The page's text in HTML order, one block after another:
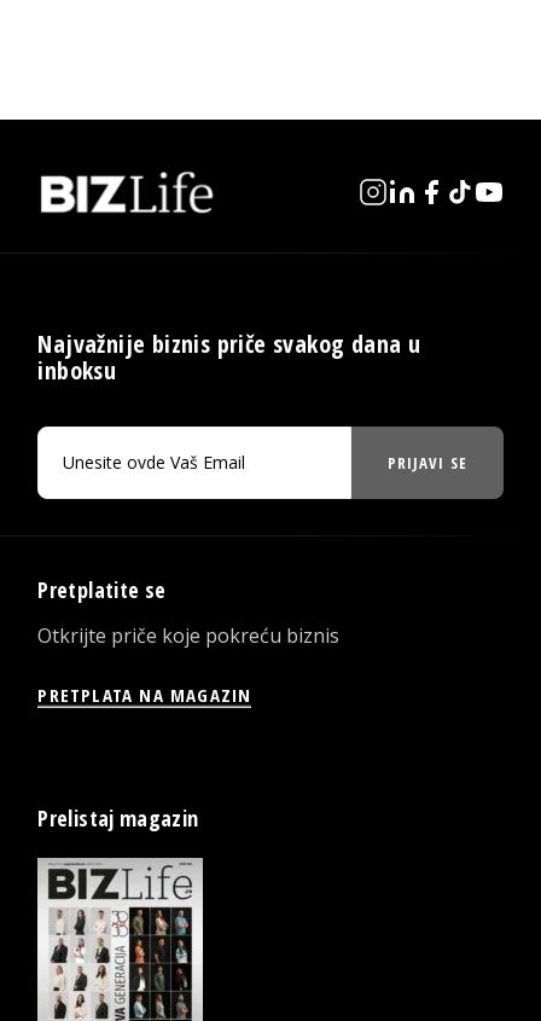
Najvažnije biznis priče svakog dana u
inboksu
PRIJAVI SE
Pretplatite se
Otkrijte priče koje pokreću biznis
PRETPLATA NA MAGAZIN
Prelistaj magazin